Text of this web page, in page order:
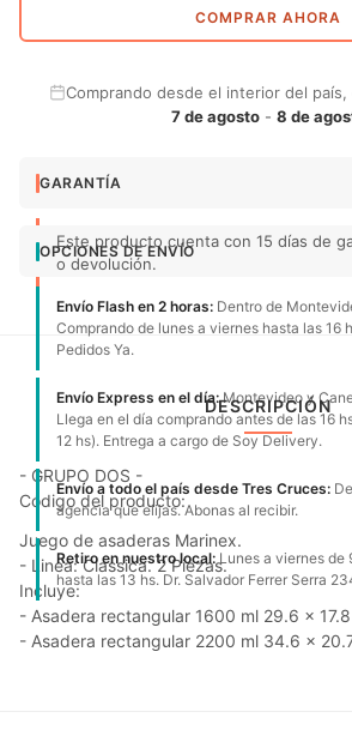
COMPRAR AHORA
Comprando desde el interior del
7 de agosto- 8 de
GARANTÍA
Este producto cuenta con 15 días de
o devolución.
OPCIONES DE ENVÍO
Envío Flash en 2 horas: Dentro de
Comprando de lunes a viernes hasta las 16
Pedidos Ya.
Envío Express en el día:Montevideo y
Llega en el día comprando antes de las 16
12 hs). Entrega a cargo de Soy Delivery.
Envío a todo el país desde Tres Cruces:
agencia que elijas. Abonas al recibir.
Retiro en nuestro local:Lunes a viernes de
hasta las 13 hs. Dr. Salvador Ferrer Serra
DESCRIPCIÓN
- GRUPO DOS -
Código del producto:
Juego de asaderas Marinex.
- Linea: Classica. 2 Piezas.
Incluye:
- Asadera rectangular 1600 ml 29.6 x
- Asadera rectangular 2200 ml 34.6 x